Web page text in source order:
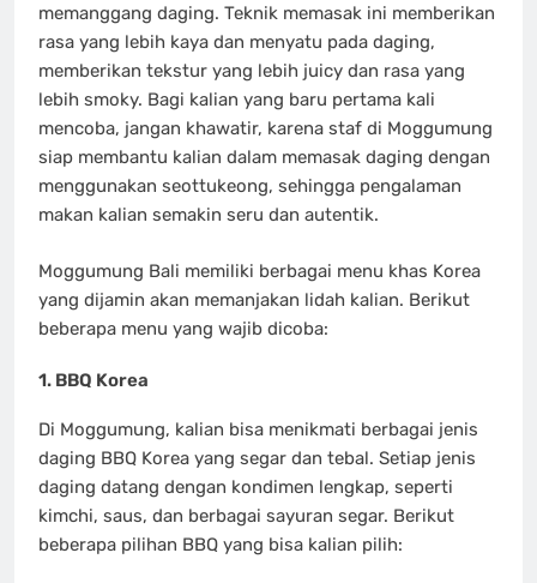
memanggang daging. Teknik memasak ini memberikan
rasa yang lebih kaya dan menyatu pada daging,
memberikan tekstur yang lebih juicy dan rasa yang
lebih smoky. Bagi kalian yang baru pertama kali
mencoba, jangan khawatir, karena staf di Moggumung
siap membantu kalian dalam memasak daging dengan
menggunakan seottukeong, sehingga pengalaman
makan kalian semakin seru dan autentik.
Moggumung Bali memiliki berbagai menu khas Korea
yang dijamin akan memanjakan lidah kalian. Berikut
beberapa menu yang wajib dicoba:
1. BBQ Korea
Di Moggumung, kalian bisa menikmati berbagai jenis
daging BBQ Korea yang segar dan tebal. Setiap jenis
daging datang dengan kondimen lengkap, seperti
kimchi, saus, dan berbagai sayuran segar. Berikut
beberapa pilihan BBQ yang bisa kalian pilih: